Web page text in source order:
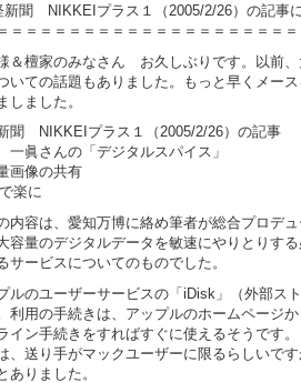
新聞 NIKKEIプラス１（2005/2/26）の記事
＝＝＝＝＝＝＝＝＝＝＝＝＝＝＝＝＝＝＝
＆檀家のみなさん お久しぶりです。以前
いての話題もありました。もっと早くメー
しました。
聞 NIKKEIプラス１（2005/2/26）の記事
眞さんの「デジタルスパイス」
画像の共有
楽に
内容は、愛知万博に絡め筆者が総合プロデ
容量のデジタルデータを敏速にやりとりす
サービスについてのものでした。
ルのユーザーサービスの「iDisk」（外部ス
利用の手続きは、アップルのホームページ
イン手続きをすればすぐに使えるそうです。
、送り手がマックユーザーに限るらしいで
ありました。